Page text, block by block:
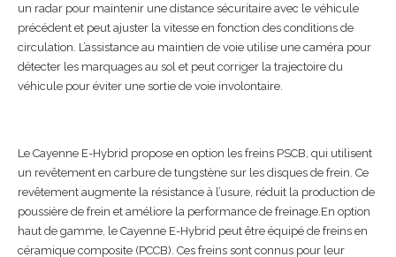
un radar pour maintenir une distance sécuritaire avec le véhicule
précédent et peut ajuster la vitesse en fonction des conditions de
circulation. L’assistance au maintien de voie utilise une caméra pour
détecter les marquages au sol et peut corriger la trajectoire du
véhicule pour éviter une sortie de voie involontaire.
Le Cayenne E-Hybrid propose en option les freins PSCB, qui utilisent
un revêtement en carbure de tungstène sur les disques de frein. Ce
revêtement augmente la résistance à l’usure, réduit la production de
poussière de frein et améliore la performance de freinage.En option
haut de gamme, le Cayenne E-Hybrid peut être équipé de freins en
céramique composite (PCCB). Ces freins sont connus pour leur